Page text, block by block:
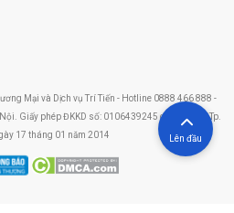
Mại và Dịch vụ Trí Tiến - Hotline 0888 466 888 -
Giấy phép ĐKKD số: 0106439245 do Sở KHĐT Tp.
17 tháng 01 năm 2014
Lên đầu